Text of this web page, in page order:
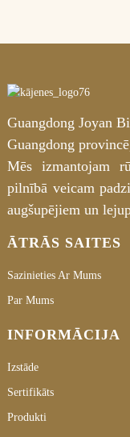
Guangdong Joyan
Guangdong
Mēs izmantojam
pilnībā veicam
augšupējiem un
ĀTRĀS SAITES
Sazinieties Ar Mums
Par Mums
INFORMĀCIJA
Izstāde
Sertifikāts
Produkti